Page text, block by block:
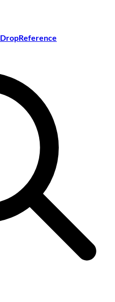
DropReference